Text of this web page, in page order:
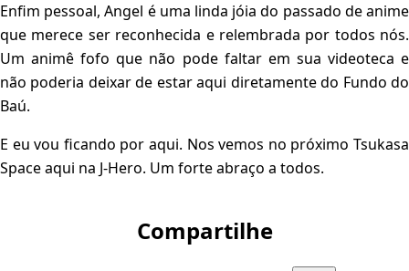
Enfim pessoal, Angel é uma linda jóia do passado de anime
que merece ser reconhecida e relembrada por todos nós.
Um animê fofo que não pode faltar em sua videoteca e
não poderia deixar de estar aqui diretamente do Fundo do
Baú.
E eu vou ficando por aqui. Nos vemos no próximo Tsukasa
Space aqui na J-Hero. Um forte abraço a todos.
Compartilhe